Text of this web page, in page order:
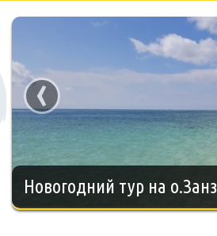
Новогодний тур на
‹